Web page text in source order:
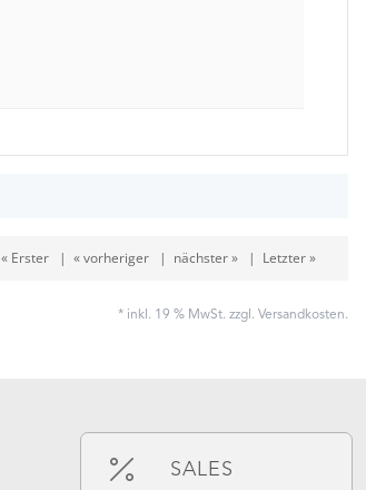
« Erster| « vorheriger| nächster »| Letzter »
* inkl. 19 % MwSt. zzgl. Versandkosten.
SALES